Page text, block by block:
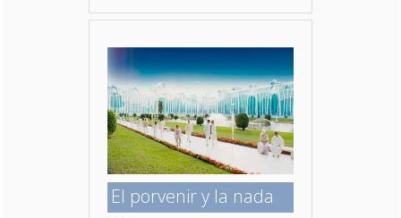
El porvenir y la nada